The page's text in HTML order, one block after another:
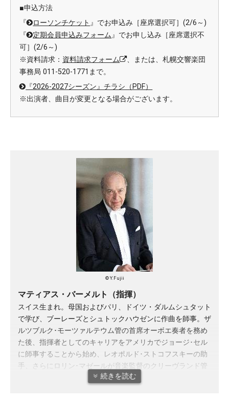
■申込方法
『
ローソンチケット 』でお申込み［座席選択可］(2/6～)
『
定期会員申込みフォーム』でお申し込み［座席選択不
可］(2/6～)
※資料請求： 資料請求フォーム
、または、札幌交響楽団
事務局 011-520-1771まで。
『2026-2027シーズン』チラシ（PDF）
※出演者、曲目が変更となる場合がございます。
© Y.Fujii
マティアス・バーメルト（指揮）
スイス生まれ。母国およびパリ、ドイツ・ダルムシュタット
で学び、ブーレーズとシュトックハウゼンに作曲を師事。ザ
ルツブルク･モーツァルテウム管の首席オーボエ奏者を務め
た後、指揮者としてのキャリアをアメリカでジョージ･セル
に師事することから始め、レオポルド･ストコフスキーの助
手、さらにロリン･マゼールが音楽監督のクリーヴランド管
で正指揮者を務めた。その後、バーゼル放送響音楽監督とし
続きを読む